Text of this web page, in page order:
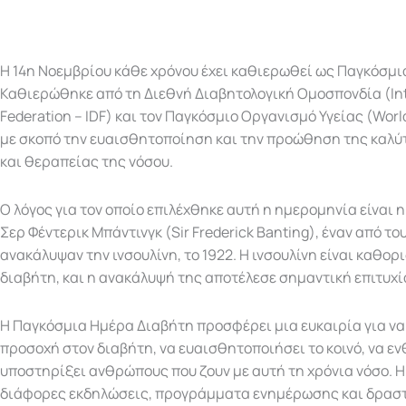
Η 14η Νοεμβρίου κάθε χρόνου έχει καθιερωθεί ως
Καθιερώθηκε από τη Διεθνή Διαβητολογική Ομοσπονδία
Federation – IDF) και τον Παγκόσμιο Οργανισμό Υγείας
με σκοπό την ευαισθητοποίηση και την προώθηση της
και θεραπείας της νόσου.
Ο λόγος για τον οποίο επιλέχθηκε αυτή η ημερομηνία είναι
Σερ Φέντερικ Μπάντινγκ (Sir Frederick Banting), έναν από
ανακάλυψαν την ινσουλίνη, το 1922. Η ινσουλίνη είναι
διαβήτη, και η ανακάλυψή της αποτέλεσε σημαντική
Η Παγκόσμια Ημέρα Διαβήτη προσφέρει μια ευκαιρία για
προσοχή στον διαβήτη, να ευαισθητοποιήσει το κοινό, να
υποστηρίξει ανθρώπους που ζουν με αυτή τη χρόνια νόσο.
διάφορες εκδηλώσεις, προγράμματα ενημέρωσης και